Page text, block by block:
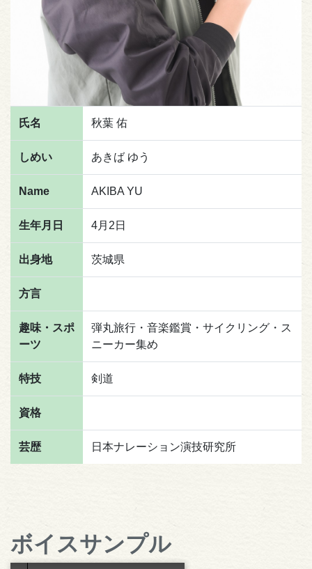
氏名 秋葉 佑
しめい あきば ゆう
Name AKIBA YU
生年月日 4月2日
出身地 茨城県
方言
趣味・スポ
ーツ
弾丸旅行・音楽鑑賞・サイクリング・ス
ニーカー集め
特技 剣道
資格
芸歴 日本ナレーション演技研究所
ボイスサンプル